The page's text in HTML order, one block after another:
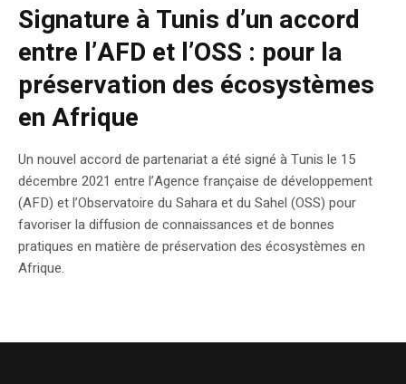
Signature à Tunis d’un accord
entre l’AFD et l’OSS : pour la
préservation des écosystèmes
en Afrique
Un nouvel accord de partenariat a été signé à Tunis le 15
décembre 2021 entre l’Agence française de développement
(AFD) et l’Observatoire du Sahara et du Sahel (OSS) pour
favoriser la diffusion de connaissances et de bonnes
pratiques en matière de préservation des écosystèmes en
Afrique.